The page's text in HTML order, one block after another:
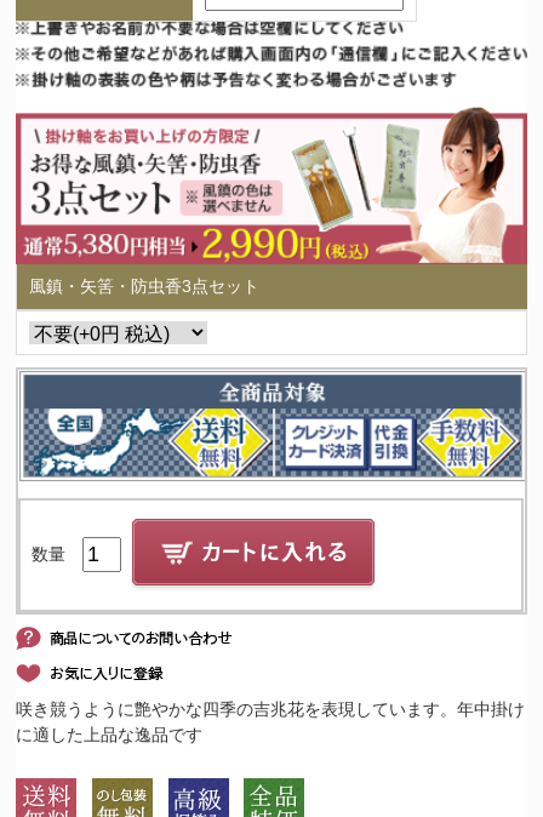
風鎮・矢筈・防虫香3点セット
数量
咲き競うように艶やかな四季の吉兆花を表現しています。年中掛け
に適した上品な逸品です